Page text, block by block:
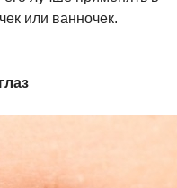
или ванночек.